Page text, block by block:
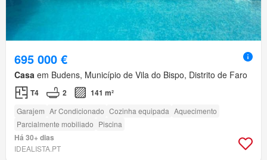
695 000 €
Casa em Budens, Município de Vila do Bispo, Distrito de Faro
T4 2 141 m²
Garajem Ar Condicionado Cozinha equipada Aquecimento
Parcialmente mobiliado Piscina
Há 30+ dias
IDEALISTA.PT